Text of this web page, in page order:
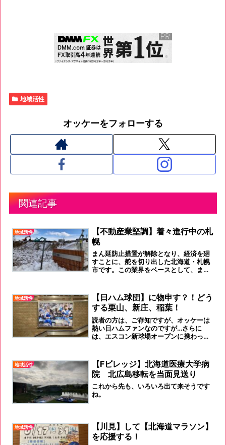
地域活性
オッケーをフォローする
関連記事
地域活性
【不動産業堅調】着々進行中の札
幌
まん延防止措置が解除となり、経済を廻
すことに、舵を切り出した北海道・札幌
市です。この業界をベースとして、まず
す。
地域活性
【日ハム球団】に物申す？！どう
する栗山、新庄、稲葉！
読者の方は、ご存知ですが、オッケーは
熱い日ハムファンなのですが…さらに
は、エスコン新球場オープンに携わった
地域活性
【Fビレッジ】北海道医療大学病
院 北広島移転を当面見送り
これから先も、いろいろ出て来そうです
ね。
地域活性
【川見】して【北海道マラソン】
を応援する！